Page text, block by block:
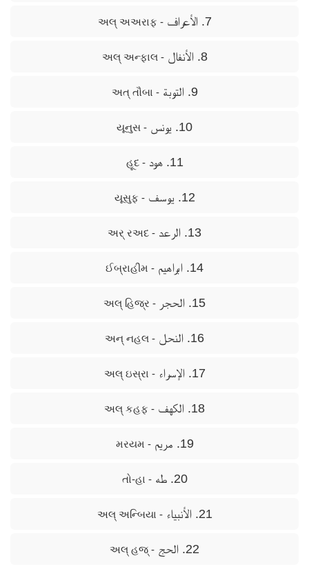
7. الأعراف - અલ્ અઅરાફ
8. الأنفال - અલ્ અન્ફાલ
9. التوبة - અત્ તૌબા
10. يونس - યૂનુસ
11. هود - હૂદ
12. يوسف - યૂસુફ
13. الرعد - અર્ રઅદ
14. ابراهيم - ઈબ્રાહીમ
15. الحجر - અલ્ હિજ્ર
16. النحل - અન્ નહલ
17. الإسراء - અલ્ ઇસ્રા
18. الكهف - અલ્ કહફ
19. مريم - મરયમ
20. طه - તો-હા
21. الأنبياء - અલ્ અન્બિયા
22. الحج - અલ્ હજ્